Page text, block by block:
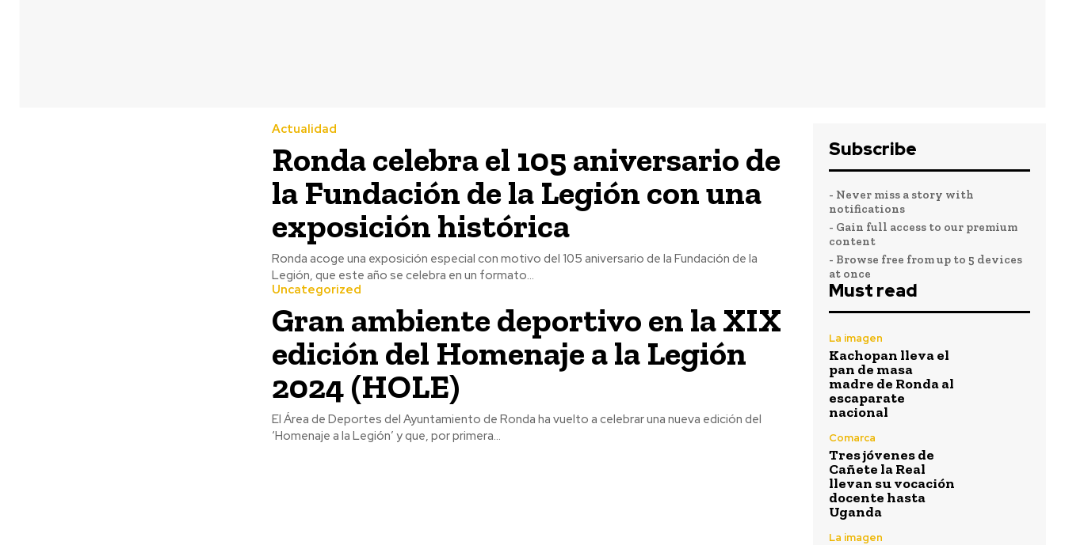
Actualidad
Ronda celebra el 105 aniversario de
la Fundación de la Legión con una
exposición histórica
Ronda acoge una exposición especial con motivo del 105 aniversario de la Fundación de la
Legión, que este año se celebra en un formato...
Uncategorized
Gran ambiente deportivo en la XIX
edición del Homenaje a la Legión
2024 (HOLE)
El Área de Deportes del Ayuntamiento de Ronda ha vuelto a celebrar una nueva edición del
‘Homenaje a la Legión’ y que, por primera...
Subscribe
- Never miss a story with
notifications
- Gain full access to our premium
content
- Browse free from up to 5 devices
at once
Must read
La imagen
Kachopan lleva el
pan de masa
madre de Ronda al
escaparate
nacional
Comarca
Tres jóvenes de
Cañete la Real
llevan su vocación
docente hasta
Uganda
La imagen